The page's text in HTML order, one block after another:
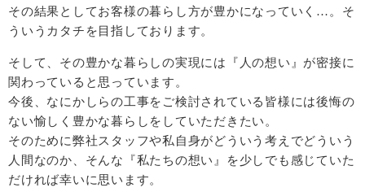
その結果としてお客様の暮らし方が豊かになっていく…。そ
ういうカタチを目指しております。
そして、その豊かな暮らしの実現には『人の想い』が密接に
関わっていると思っています。
今後、なにかしらの工事をご検討されている皆様には後悔の
ない愉しく豊かな暮らしをしていただきたい。
そのために弊社スタッフや私自身がどういう考えでどういう
人間なのか、そんな『私たちの想い』を少しでも感じていた
だければ幸いに思います。